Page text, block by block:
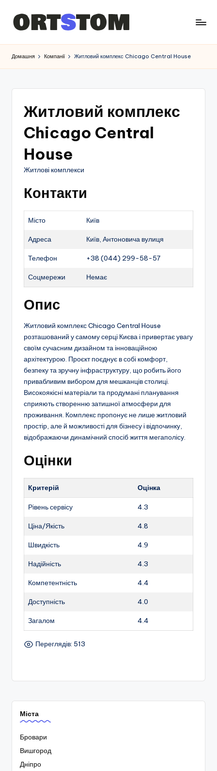
Домашня Компанії Житловий комплекс Chicago Central House
Житловий комплекс
Chicago Central
House
Житлові комплекси
Контакти
Місто Київ
Адреса Київ, Антоновича вулиця
Телефон +38 (044) 299-58-57
Соцмережи Немає
Опис
Житловий комплекс Chicago Central House
розташований у самому серці Києва і привертає увагу
своїм сучасним дизайном та інноваційною
архітектурою. Проєкт поєднує в собі комфорт,
безпеку та зручну інфраструктуру, що робить його
привабливим вибором для мешканців столиці.
Високоякісні матеріали та продумані планування
сприяють створенню затишної атмосфери для
проживання. Комплекс пропонує не лише житловий
простір, але й можливості для бізнесу і відпочинку,
відображаючи динамічний спосіб життя мегаполісу.
Оцінки
Критерій Оцінка
Рівень сервісу 4.3
Ціна/Якість 4.8
Швидкість 4.9
Надійність 4.3
Компетентність 4.4
Доступність 4.0
Загалом 4.4
Переглядів: 513
Міста
Бровари
Вишгород
Дніпро